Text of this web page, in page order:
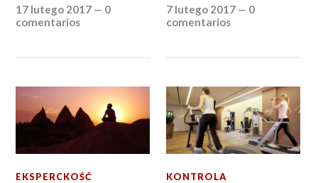
17 lutego 2017 — 0
comentarios
7 lutego 2017 — 0
comentarios
EKSPERCKOŚĆ KONTROLA